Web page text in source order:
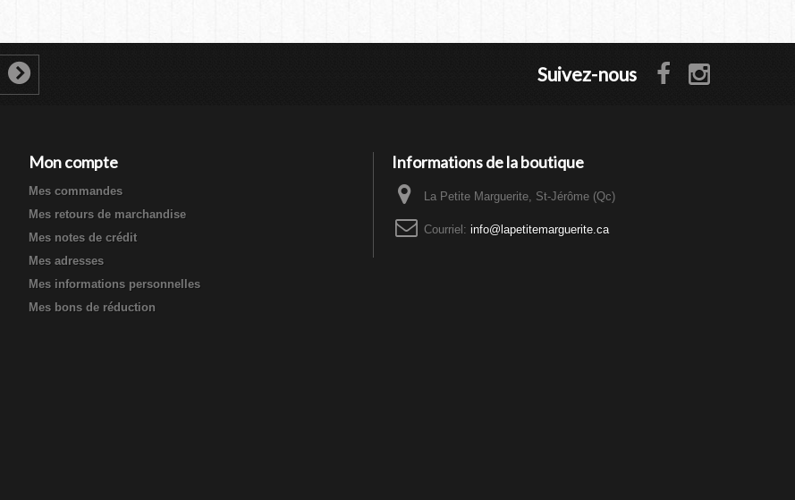
Suivez-nous
Mon compte
Mes commandes
Mes retours de marchandise
Mes notes de crédit
Mes adresses
Mes informations personnelles
Mes bons de réduction
Informations de la boutique
La Petite Marguerite, St-Jérôme (Qc)
Courriel: info@lapetitemarguerite.ca